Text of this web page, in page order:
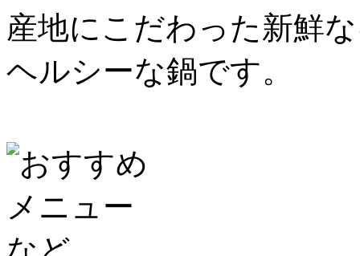
産地にこだわった新鮮
ヘルシーな鍋です。